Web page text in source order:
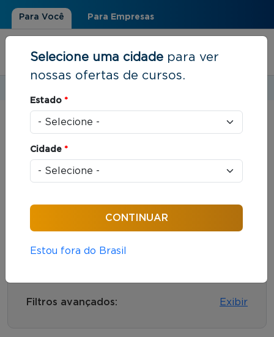
Para Você Para Empresas
Você está aqui
Resultados de busca
Foram encontrados: 312 cursos
Filtros avançados: Exibir
Selecione uma cidade para ver
nossas ofertas de cursos.
Estado *
Cidade *
Estou fora do Brasil